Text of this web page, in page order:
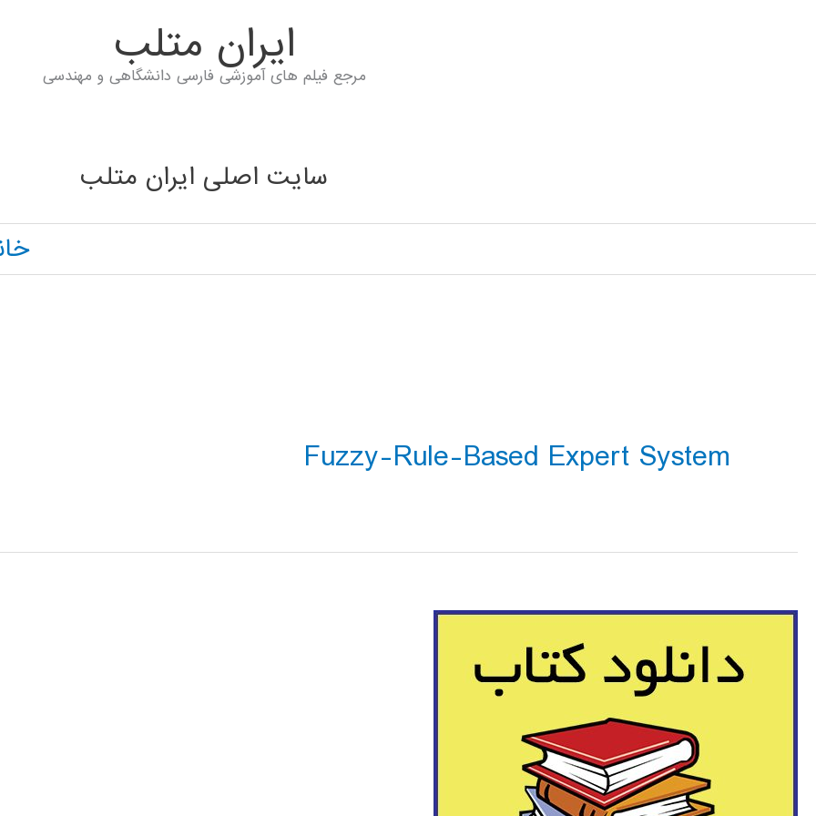
ايران متلب
مرجع فیلم های آموزشی فارسی دانشگاهی و مهندسی
سایت اصلی ایران متلب
Fuzzy-Rule-Based Expert System